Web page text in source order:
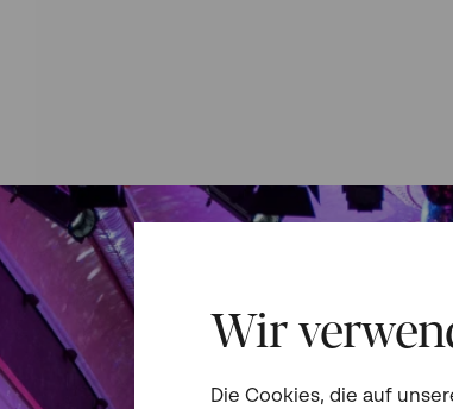
Wir
Die Cookies, die auf